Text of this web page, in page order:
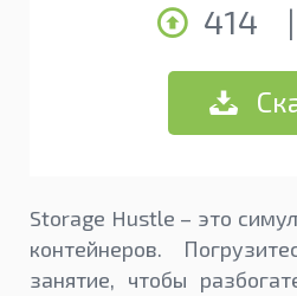
414 |
Storage Hustle – это
контейнеров.
занятие, чтобы